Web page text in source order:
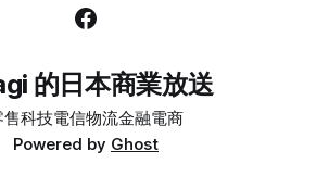
的日本商業放送
科技電信物流金融電商
Powered by Ghost